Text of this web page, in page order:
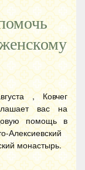
, Ковчег
вас на
помощь в
Алексиевский
монастырь.